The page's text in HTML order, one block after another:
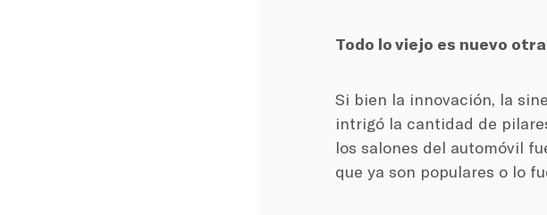
Todo lo viejo es nuevo
Si bien la innovación, la
intrigó la cantidad de
los salones del automóvil
que ya son populares o lo